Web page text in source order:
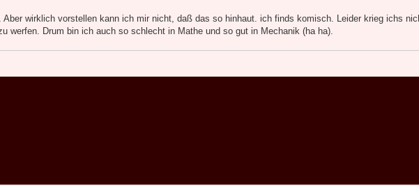
wirklich vorstellen kann ich mir nicht, daß das so hinhaut. ich finds komisch. Leider krieg ichs
werfen. Drum bin ich auch so schlecht in Mathe und so gut in Mechanik (ha ha).